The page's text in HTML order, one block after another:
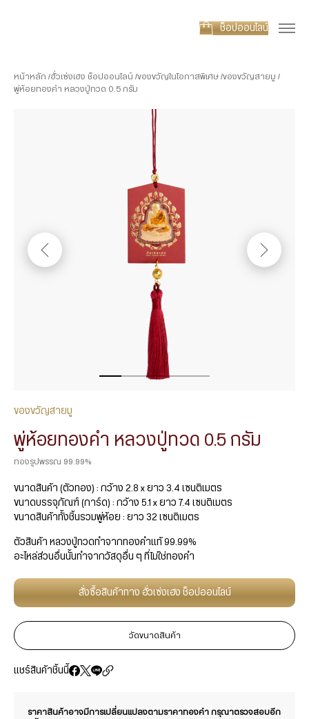
ช็อปออนไลน์
หน้าหลัก ฮั่วเซ่งเฮง ช็อปออนไลน์ ของขวัญในโอกาสพิเศษ ของขวัญสายมู
พู่ห้อยทองคำ หลวงปู่ทวด 0.5 กรัม
ของขวัญสายมู
พู่ห้อยทองคำ หลวงปู่ทวด 0.5 กรัม
ทองรูปพรรณ 99.99%
ขนาดสินค้า (ตัวทอง) : กว้าง 2.8 x ยาว 3.4 เซนติเมตร
ขนาดบรรจุภัณฑ์ (การ์ด) : กว้าง 5.1 x ยาว 7.4 เซนติเมตร
ขนาดสินค้าทั้งชิ้นรวมพู่ห้อย : ยาว 32 เซนติเมตร
ตัวสินค้า หลวงปู่ทวดทำจากทองคำแท้ 99.99%
อะไหล่ส่วนอื่นนั้นทำจากวัสดุอื่น ๆ ที่ไม่ใช่ทองคำ
สั่งซื้อสินค้าทาง ฮั่วเซ่งเฮง ช็อปออนไลน์
วัดขนาดสินค้า
แชร์สินค้าชิ้นนี้
ราคาสินค้าอาจมีการเปลี่ยนแปลงตามราคาทองคำ กรุณาตรวจสอบอีก